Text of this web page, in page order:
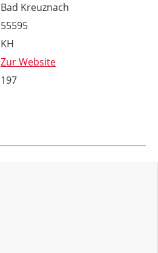
Bad Kreuznach
55595
KH
Zur Website
197